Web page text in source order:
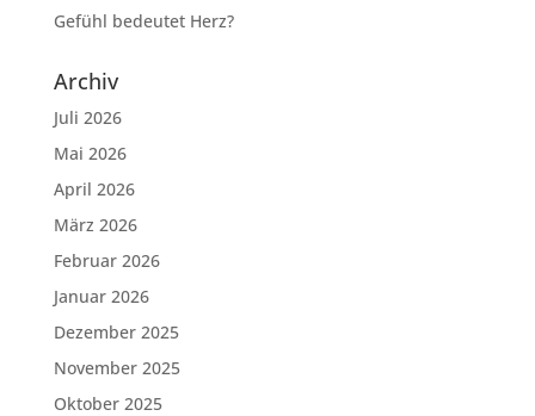
Gefühl bedeutet Herz?
Archiv
Juli 2026
Mai 2026
April 2026
März 2026
Februar 2026
Januar 2026
Dezember 2025
November 2025
Oktober 2025